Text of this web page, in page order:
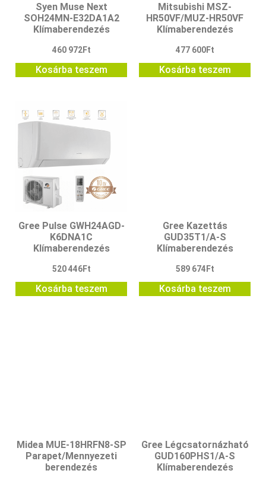
Syen Muse Next
SOH24MN-E32DA1A2
Klímaberendezés
460 972Ft
Kosárba teszem
Mitsubishi MSZ-
HR50VF/MUZ-HR50VF
Klímaberendezés
477 600Ft
Kosárba teszem
Gree Pulse GWH24AGD-
K6DNA1C
Klímaberendezés
520 446Ft
Kosárba teszem
Gree Kazettás
GUD35T1/A-S
Klímaberendezés
589 674 Ft
Kosárba teszem
Midea MUE-18HRFN8-SP
Parapet/Mennyezeti
berendezés
Gree Légcsatornázható
GUD160PHS1/A-S
Klímaberendezés